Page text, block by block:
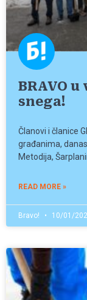
BRAVO
snega!
Članovi i članice
građanima,
Metodija,
READ MORE »
Bravo! 10/01/